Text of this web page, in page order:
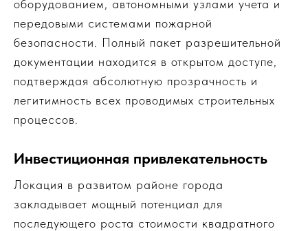
оборудованием, автономными узлами учета и
передовыми системами пожарной
безопасности. Полный пакет разрешительной
документации находится в открытом доступе,
подтверждая абсолютную прозрачность и
легитимность всех проводимых строительных
процессов.
Инвестиционная привлекательность
Локация в развитом районе города
закладывает мощный потенциал для
последующего роста стоимости квадратного